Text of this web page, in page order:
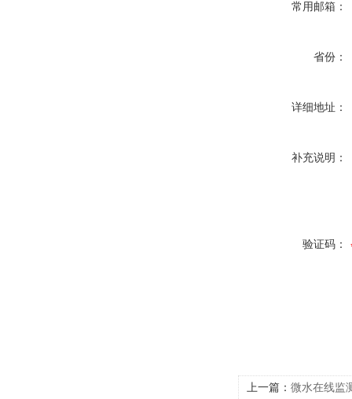
常用邮箱：
省份：
详细地址：
补充说明：
验证码：
上一篇： 微水在线监